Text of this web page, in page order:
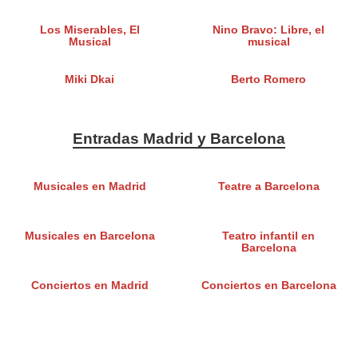
Los Miserables, El
Musical
Nino Bravo: Libre, el
musical
Miki Dkai Berto Romero
Entradas Madrid y Barcelona
Musicales en Madrid Teatre a Barcelona
Musicales en Barcelona
Teatro infantil en
Barcelona
Conciertos en Madrid Conciertos en Barcelona